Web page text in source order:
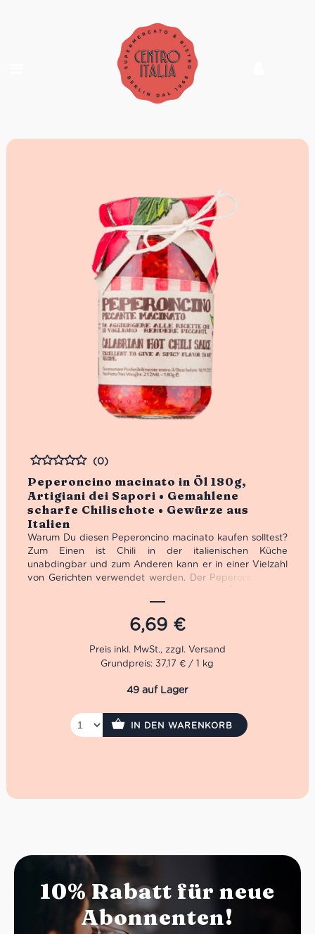
Peperoncino macinato in Öl 180g,
Artigiani dei Sapori • Gemahlene
scharfe Chilischote • Gewürze aus
Italien
Bewertet
(0)
Warum Du diesen Peperoncino macinato kaufen solltest?
Zum Einen ist Chili in der italienischen Küche
unabdingbar und zum Anderen kann er in einer Vielzahl
von Gerichten verwendet werden. Der Peperoncino von
Ideal, um Dein Gericht feurig scharf zu würzen.
6,69 €
Grundpreis: 37,17 € / 1 kg
49 auf Lager
IN DEN WARENKORB
10% Rabatt für neue
Abonnenten!